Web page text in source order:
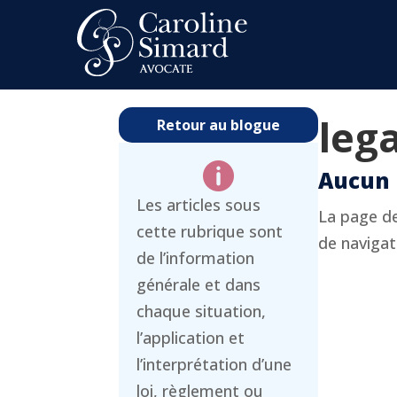
Retour au blogue

Les articles sous
cette rubrique sont
de l’information
générale et dans
chaque situation,
l’application et
l’interprétation d’une
loi, règlement ou
La page
de